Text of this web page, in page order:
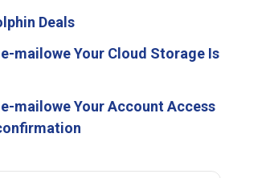
Deals
mailowe Your Cloud Storage Is
mailowe Your Account Access